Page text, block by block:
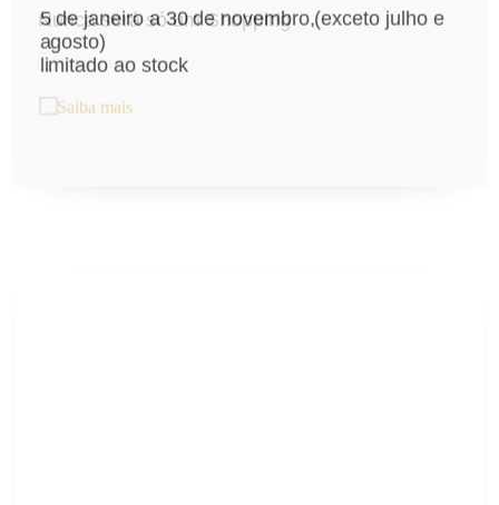
Nunca será só um Shopping
5 de janeiro a 30 de novembro,(exceto julho e
agosto)
limitado ao stock